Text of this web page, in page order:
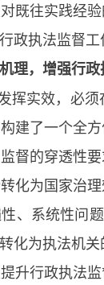
既往实践经
政执法监督
理，增强行
挥实效，必
建了一个全
督的穿透性
化为国家治
、系统性问
化为执法机关
升行政执法